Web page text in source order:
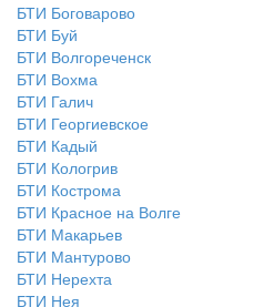
БТИ Боговарово
БТИ Буй
БТИ Волгореченск
БТИ Вохма
БТИ Галич
БТИ Георгиевское
БТИ Кадый
БТИ Кологрив
БТИ Кострома
БТИ Красное на Волге
БТИ Макарьев
БТИ Мантурово
БТИ Нерехта
БТИ Нея